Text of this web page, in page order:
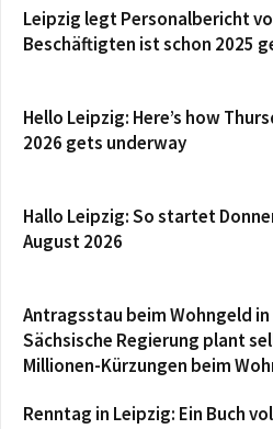
Leipzig legt Personalbericht
Beschäftigten ist schon 2025
Hello Leipzig: Here’s how
2026 gets underway
Hallo Leipzig: So startet
August 2026
Antragsstau beim Wohngeld in
Sächsische Regierung plant
Millionen-Kürzungen beim
Renntag in Leipzig: Ein Buch